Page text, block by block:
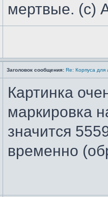
мертвые. (с)
Заголовок сообщения: Re: Корпуса для
Картинка
маркировка
значится
временно